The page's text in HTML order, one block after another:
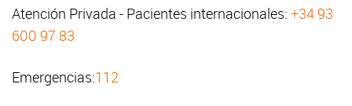
Atención Privada - Pacientes internacionales: +34 93
600 97 83
Emergencias:112